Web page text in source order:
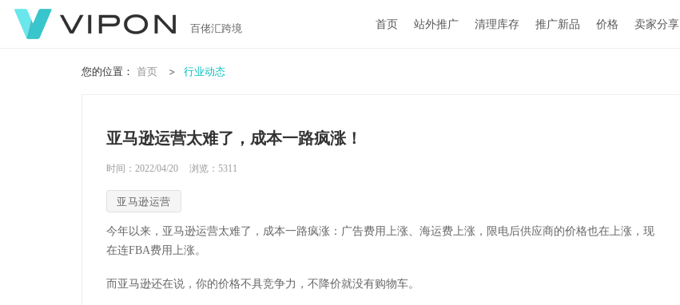
百佬汇跨境 首页 站外推广 清理库存 推广新品 价格 卖家分享
您的位置： 首页 行业动态
亚马逊运营太难了，成本一路疯涨！
时间：2022/04/20 浏览： 5311
亚马逊运营
今年以来，亚马逊运营太难了，成本一路疯涨：广告费用上涨、海运费上涨，限电后供应商的价格也在上涨，现
在连FBA费用上涨。
而亚马逊还在说，你的价格不具竞争力，不降价就没有购物车。